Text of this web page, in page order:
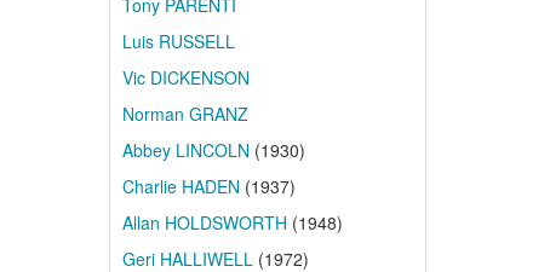
Tony PARENTI
Luis RUSSELL
Vic DICKENSON
Norman GRANZ
Abbey LINCOLN (1930)
Charlie HADEN (1937)
Allan HOLDSWORTH (1948)
Geri HALLIWELL(1972)